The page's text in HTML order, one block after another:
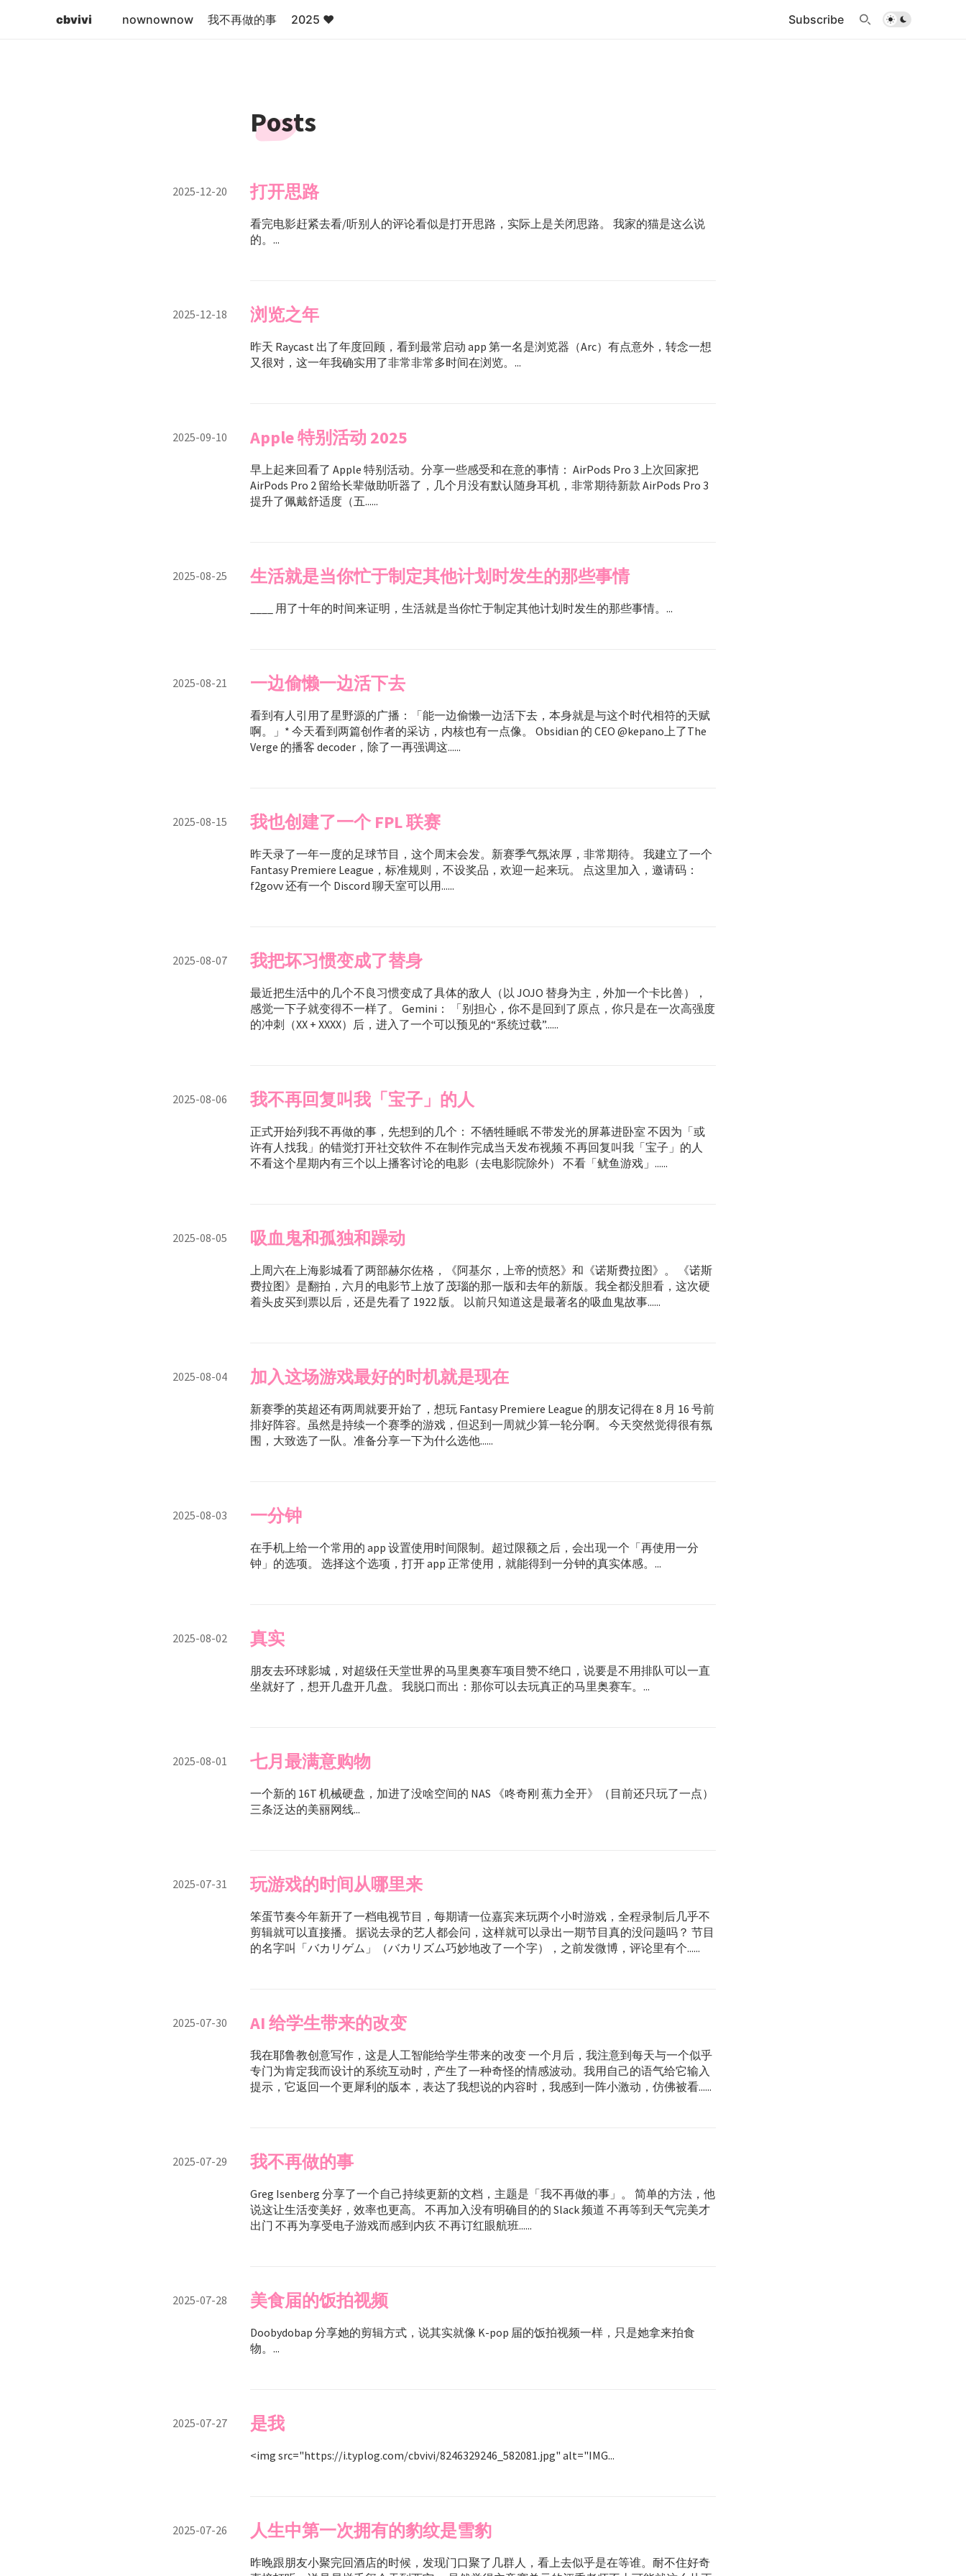
cbvivi nownownow 我不再做的事 2025 ❤️ Subscribe
Posts
打开思路
看完电影赶紧去看/听别人的评论看似是打开思路，实际上是关闭思路。 我家的猫是这么说
的。...
2025-12-20
浏览之年
昨天 Raycast 出了年度回顾，看到最常启动 app 第一名是浏览器（Arc）有点意外，转念一想
又很对，这一年我确实用了非常非常多时间在浏览。...
2025-12-18
Apple 特别活动 2025
早上起来回看了 Apple 特别活动。分享一些感受和在意的事情： AirPods Pro 3 上次回家把
AirPods Pro 2 留给长辈做助听器了，几个月没有默认随身耳机，非常期待新款 AirPods Pro 3
提升了佩戴舒适度（五......
2025-09-10
生活就是当你忙于制定其他计划时发生的那些事情
____ 用了十年的时间来证明，生活就是当你忙于制定其他计划时发生的那些事情。...
2025-08-25
一边偷懒一边活下去
看到有人引用了星野源的广播：「能一边偷懒一边活下去，本身就是与这个时代相符的天赋
啊。」* 今天看到两篇创作者的采访，内核也有一点像。 Obsidian 的 CEO @kepano上了The
Verge 的播客 decoder，除了一再强调这......
2025-08-21
我也创建了一个 FPL 联赛
昨天录了一年一度的足球节目，这个周末会发。新赛季气氛浓厚，非常期待。 我建立了一个
Fantasy Premiere League，标准规则，不设奖品，欢迎一起来玩。 点这里加入，邀请码：
f2govv 还有一个 Discord 聊天室可以用......
2025-08-15
我把坏习惯变成了替身
最近把生活中的几个不良习惯变成了具体的敌人（以 JOJO 替身为主，外加一个卡比兽），
感觉一下子就变得不一样了。 Gemini： 「别担心，你不是回到了原点，你只是在一次高强度
的冲刺（XX + XXXX）后，进入了一个可以预见的“系统过载”......
2025-08-07
我不再回复叫我「宝子」的人
正式开始列我不再做的事，先想到的几个： 不牺牲睡眠 不带发光的屏幕进卧室 不因为「或
许有人找我」的错觉打开社交软件 不在制作完成当天发布视频 不再回复叫我「宝子」的人
不看这个星期内有三个以上播客讨论的电影（去电影院除外） 不看「鱿鱼游戏」......
2025-08-06
吸血鬼和孤独和躁动
上周六在上海影城看了两部赫尔佐格，《阿基尔，上帝的愤怒》和《诺斯费拉图》。 《诺斯
费拉图》是翻拍，六月的电影节上放了茂瑙的那一版和去年的新版。我全都没胆看，这次硬
着头皮买到票以后，还是先看了 1922 版。 以前只知道这是最著名的吸血鬼故事......
2025-08-05
加入这场游戏最好的时机就是现在
新赛季的英超还有两周就要开始了，想玩 Fantasy Premiere League 的朋友记得在 8 月 16 号前
排好阵容。虽然是持续一个赛季的游戏，但迟到一周就少算一轮分啊。 今天突然觉得很有氛
围，大致选了一队。准备分享一下为什么选他......
2025-08-04
一分钟
在手机上给一个常用的 app 设置使用时间限制。超过限额之后，会出现一个「再使用一分
钟」的选项。 选择这个选项，打开 app 正常使用，就能得到一分钟的真实体感。...
2025-08-03
真实
朋友去环球影城，对超级任天堂世界的马里奥赛车项目赞不绝口，说要是不用排队可以一直
坐就好了，想开几盘开几盘。 我脱口而出：那你可以去玩真正的马里奥赛车。...
2025-08-02
七月最满意购物
一个新的 16T 机械硬盘，加进了没啥空间的 NAS 《咚奇刚 蕉力全开》（目前还只玩了一点）
三条泛达的美丽网线...
2025-08-01
玩游戏的时间从哪里来
笨蛋节奏今年新开了一档电视节目，每期请一位嘉宾来玩两个小时游戏，全程录制后几乎不
剪辑就可以直接播。 据说去录的艺人都会问，这样就可以录出一期节目真的没问题吗？ 节目
的名字叫「バカリゲム」（バカリズム巧妙地改了一个字），之前发微博，评论里有个......
2025-07-31
AI 给学生带来的改变
我在耶鲁教创意写作，这是人工智能给学生带来的改变 一个月后，我注意到每天与一个似乎
专门为肯定我而设计的系统互动时，产生了一种奇怪的情感波动。我用自己的语气给它输入
提示，它返回一个更犀利的版本，表达了我想说的内容时，我感到一阵小激动，仿佛被看......
2025-07-30
我不再做的事
Greg Isenberg 分享了一个自己持续更新的文档，主题是「我不再做的事」。 简单的方法，他
说这让生活变美好，效率也更高。 不再加入没有明确目的的 Slack 频道 不再等到天气完美才
出门 不再为享受电子游戏而感到内疚 不再订红眼航班......
2025-07-29
美食届的饭拍视频
Doobydobap 分享她的剪辑方式，说其实就像 K-pop 届的饭拍视频一样，只是她拿来拍食
物。...
2025-07-28
是我
<img src="https://i.typlog.com/cbvivi/8246329246_582081.jpg" alt="IMG...
2025-07-27
人生中第一次拥有的豹纹是雪豹
昨晚跟朋友小聚完回酒店的时候，发现门口聚了几群人，看上去似乎是在等谁。耐不住好奇
2025-07-26